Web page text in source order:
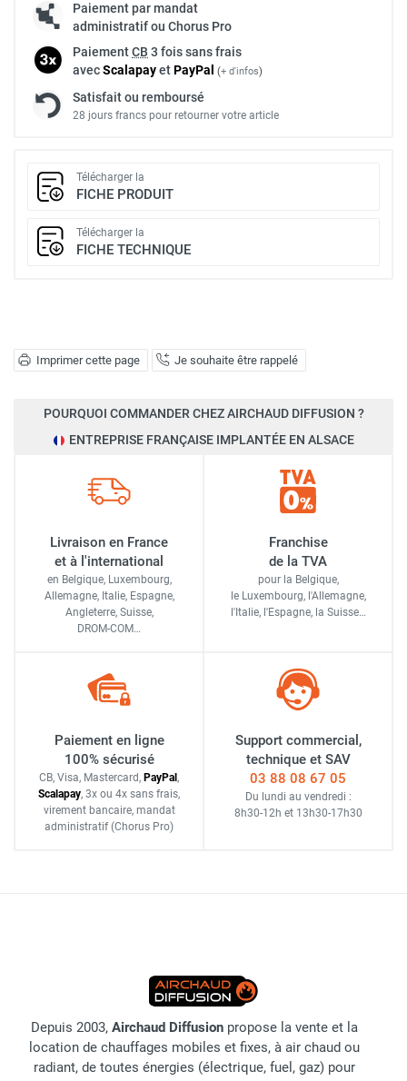
Imprimer cette page Je souhaite être rappelé
Paiement par mandat
administratif ou Chorus Pro
PaiementCB 3 fois sans frais
avecScalapayetPayPal (+ d'infos)
Satisfait ou remboursé
28 jours francs pour retourner votre article
Télécharger la
FICHE PRODUIT
Télécharger la
FICHE TECHNIQUE
POURQUOI COMMANDER CHEZ AIRCHAUD DIFFUSION ?
ENTREPRISE FRANÇAISE IMPLANTÉE EN ALSACE
Livraison en France
et à l'international
en Belgique, Luxembourg,
Allemagne, Italie, Espagne,
Angleterre, Suisse,
DROM-COM…
Franchise
de la TVA
pour la Belgique,
le Luxembourg, l'Allemagne,
l'Italie, l'Espagne, la Suisse…
Paiement en ligne
100% sécurisé
CB, Visa, Mastercard, PayPal ,
Scalapay, 3x ou 4x sans frais,
virement bancaire, mandat
administratif (Chorus Pro)
Support commercial,
technique et SAV
03 88 08 67 05
Du lundi au vendredi :
8h30-12h et 13h30-17h30
Depuis 2003, Airchaud Diffusion propose la vente et la
location de chauffages mobiles et fixes, à air chaud ou
radiant, de toutes énergies (électrique, fuel, gaz) pour